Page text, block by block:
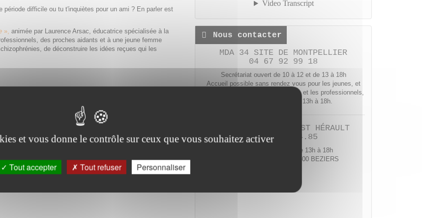
difficile ou tu t'inquiètes pour un ami ? En parler est
», animée par Laurence Arsac, éducatrice spécialisée à la
des proches aidants et à une jeune femme
de déconstruire les idées reçues qui les
Nous contacter
MDA 34 SITE DE MONTPELLIER
04 67 92 99 18
Secrétariat ouvert de 10 à 12 et de 13 à 18h
Accueil possible sans rendez vous pour les jeunes, et
avec rendez vous pour les parents et les professionnels,
du lundi au vendredi de 13h à 18h.
MDA34 BÉZIERS OUEST HÉRAULT
04.67.76.94.85
Du lundi au vendredi de 13h à 18h
92 av. Jean Constans 34500 BEZIERS
et vous donne le contrôle sur ceux que vous souhaitez activer
Tout accepter Tout refuser Personnaliser